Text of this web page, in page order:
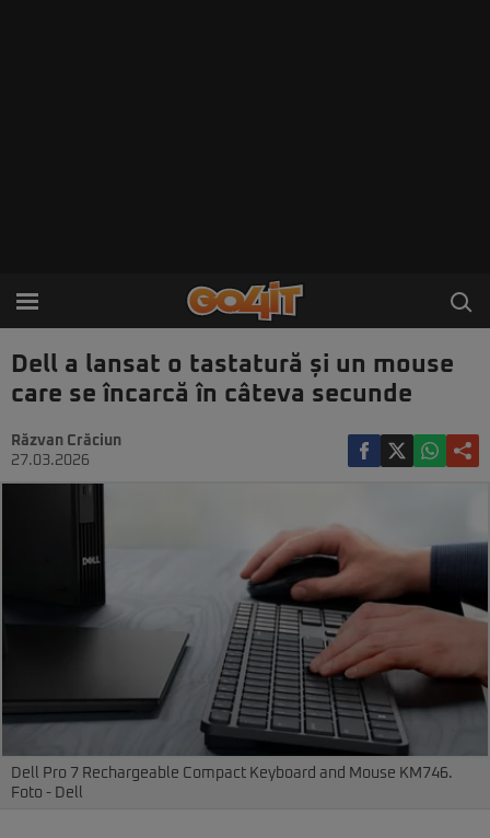
Dell a lansat o tastatură și un mouse
care se încarcă în câteva secunde
Răzvan Crăciun
27.03.2026
Dell Pro 7 Rechargeable Compact Keyboard and Mouse KM746.
Foto - Dell